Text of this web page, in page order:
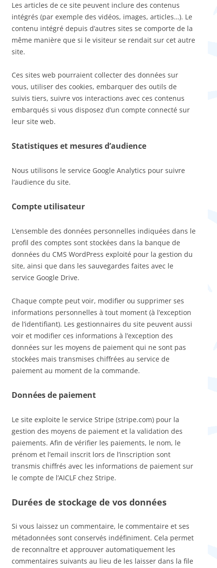
Les articles de ce site peuvent inclure des contenus
intégrés (par exemple des vidéos, images, articles…). Le
contenu intégré depuis d’autres sites se comporte de la
même manière que si le visiteur se rendait sur cet autre
site.
Ces sites web pourraient collecter des données sur
vous, utiliser des cookies, embarquer des outils de
suivis tiers, suivre vos interactions avec ces contenus
embarqués si vous disposez d’un compte connecté sur
leur site web.
Statistiques et mesures d’audience
Nous utilisons le service Google Analytics pour suivre
l’audience du site.
Compte utilisateur
L’ensemble des données personnelles indiquées dans le
profil des comptes sont stockées dans la banque de
données du CMS WordPress exploité pour la gestion du
site, ainsi que dans les sauvegardes faites avec le
service Google Drive.
Chaque compte peut voir, modifier ou supprimer ses
informations personnelles à tout moment (à l’exception
de l’identifiant). Les gestionnaires du site peuvent aussi
voir et modifier ces informations à l’exception des
données sur les moyens de paiement qui ne sont pas
stockées mais transmises chiffrées au service de
paiement au moment de la commande.
Données de paiement
Le site exploite le service Stripe (stripe.com) pour la
gestion des moyens de paiement et la validation des
paiements. Afin de vérifier les paiements, le nom, le
prénom et l’email inscrit lors de l’inscription sont
transmis chiffrés avec les informations de paiement sur
le compte de l’AICLF chez Stripe.
Durées de stockage de vos données
Si vous laissez un commentaire, le commentaire et ses
métadonnées sont conservés indéfiniment. Cela permet
de reconnaître et approuver automatiquement les
commentaires suivants au lieu de les laisser dans la file